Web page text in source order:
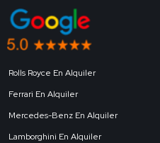
Rolls Royce En Alquiler
Ferrari En Alquiler
Mercedes-Benz En Alquiler
Lamborghini En Alquiler